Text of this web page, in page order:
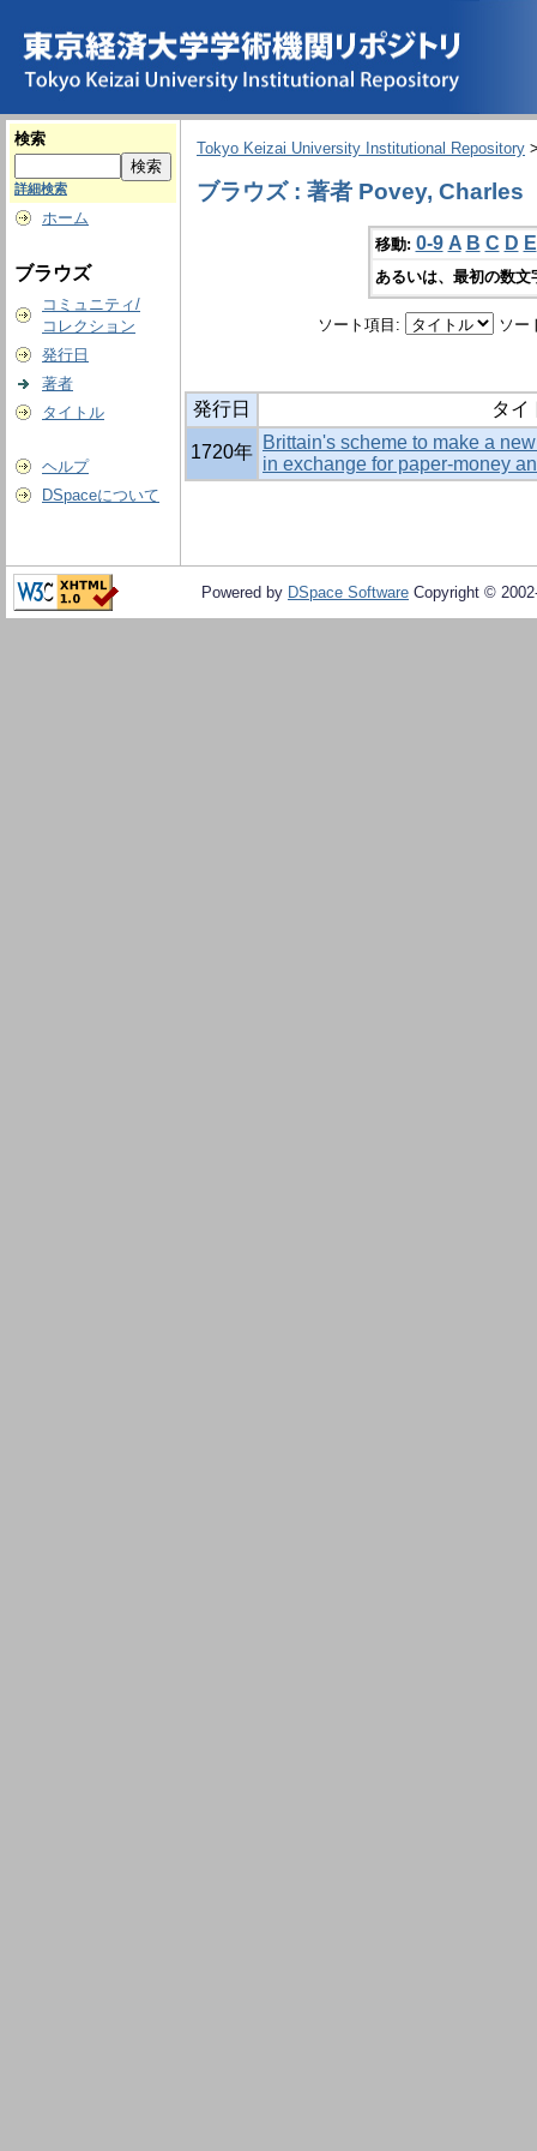
検索
詳細検索
ホーム
ブラウズ
コミュニティ/
コレクション
発行日
著者
タイトル
ヘルプ
DSpaceについて
Tokyo Keizai University Institutional Repository
ブラウズ : 著者 Povey, Charles
移動: 0-9 A B C D E
あるいは、最初の数
ソート項目: ソー
発行日 タイ
1720年 Brittain's scheme to make a
in exchange for paper-money
Powered by DSpace Software Copyright ©